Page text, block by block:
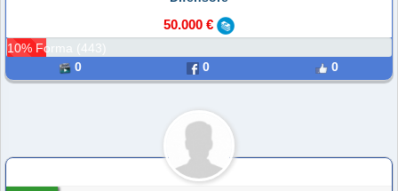
50.000 €
10% Forma (443)
0
0 0